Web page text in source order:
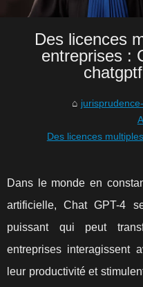
Des licences
entreprises :
Des licences
Dans le monde en
artificielle, Chat GPT-4
puissant qui peut
entreprises interagissent
leur productivité et